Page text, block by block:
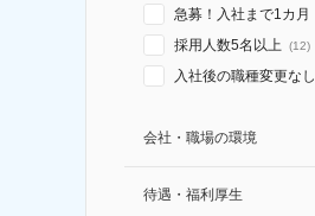
急募！入社まで1カ月
採用人数5名以上 (12)
入社後の職種変更なし
会社・職場の環境
待遇・福利厚生